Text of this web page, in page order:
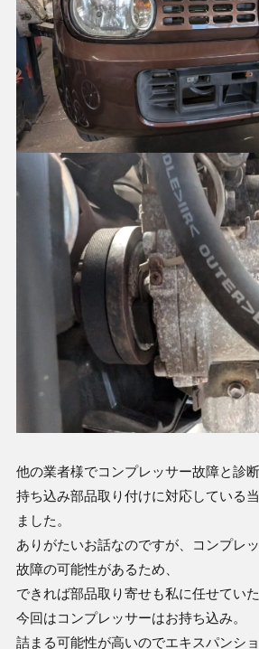
他の業者様でコンプレッサー故障と診断
持ち込み部品取り付けに対応している
ました。
ありがたいお話なのですが、コンプレ
故障の可能性があるため、
できれば部品取り寄せも私に任せてい
今回はコンプレッサーはお持ち込み。
詰まる可能性が高いのでエキスパンシ